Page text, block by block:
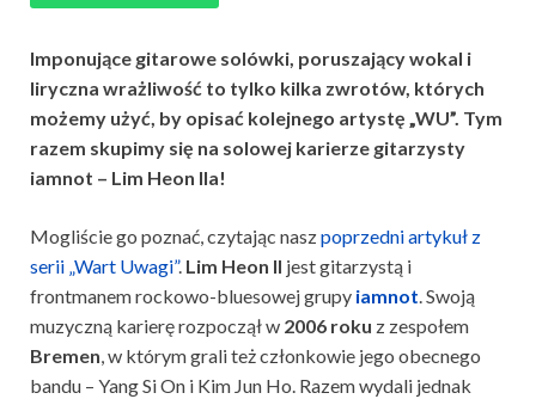
Imponujące gitarowe solówki, poruszający wokal i
liryczna wrażliwość to tylko kilka zwrotów, których
możemy użyć, by opisać kolejnego artystę „WU”. Tym
razem skupimy się na solowej karierze gitarzysty
iamnot – Lim Heon Ila!
Mogliście go poznać, czytając naszpoprzedni artykuł z
serii „Wart Uwagi”. Lim Heon Il jest gitarzystą i
frontmanem rockowo-bluesowej grupy iamnot. Swoją
muzyczną karierę rozpoczął w 2006 roku z zespołem
Bremen, w którym grali też członkowie jego obecnego
bandu – Yang Si On i Kim Jun Ho. Razem wydali jednak